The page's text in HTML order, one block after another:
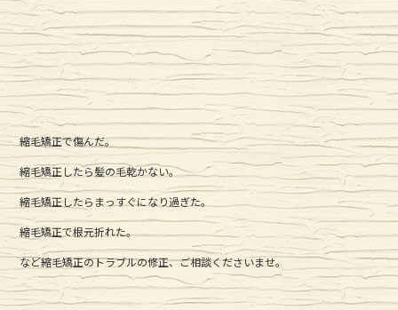
縮毛矯正で傷んだ。
縮毛矯正したら髪の毛乾かない。
縮毛矯正したらまっすぐになり過ぎた。
縮毛矯正で根元折れた。
など縮毛矯正のトラブルの修正、ご相談くださいませ。